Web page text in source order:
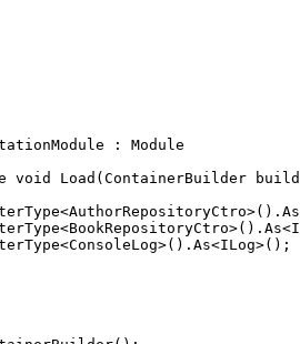
: Module
void Load(ContainerBuilder